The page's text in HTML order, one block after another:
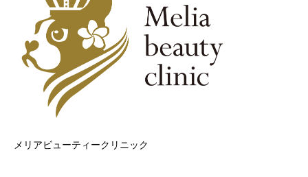
メリアビューティークリニック